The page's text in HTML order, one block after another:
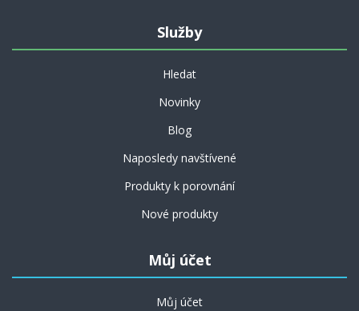
Služby
Hledat
Novinky
Blog
Naposledy navštívené
Produkty k porovnání
Nové produkty
Můj účet
Můj účet